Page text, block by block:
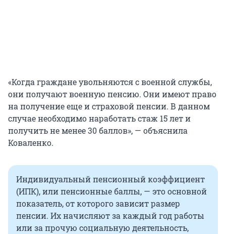
«Когда граждане увольняются с военной службы,
они получают военную пенсию. Они имеют право
на получение еще и страховой пенсии. В данном
случае необходимо наработать стаж 15 лет и
получить не менее 30 баллов», — объяснила
Коваленко.
Индивидуальный пенсионный коэффициент
(ИПК), или пенсионные баллы, — это основной
показатель, от которого зависит размер
пенсии. Их начисляют за каждый год работы
или за прочую социальную деятельность,